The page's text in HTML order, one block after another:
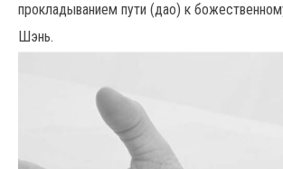
прокладыванием пути (дао) к
Шэнь.